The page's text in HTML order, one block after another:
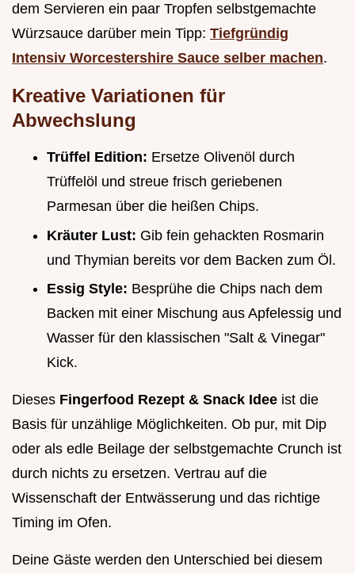
dem Servieren ein paar Tropfen selbstgemachte
Würzsauce darüber mein Tipp: Tiefgründig
Intensiv Worcestershire Sauce selber machen.
Kreative Variationen für
Abwechslung
Trüffel Edition: Ersetze Olivenöl durch
Trüffelöl und streue frisch geriebenen
Parmesan über die heißen Chips.
Kräuter Lust: Gib fein gehackten Rosmarin
und Thymian bereits vor dem Backen zum Öl.
Essig Style: Besprühe die Chips nach dem
Backen mit einer Mischung aus Apfelessig und
Wasser für den klassischen "Salt & Vinegar"
Kick.
Dieses Fingerfood Rezept & Snack Idee ist die
Basis für unzählige Möglichkeiten. Ob pur, mit Dip
oder als edle Beilage der selbstgemachte Crunch ist
durch nichts zu ersetzen. Vertrau auf die
Wissenschaft der Entwässerung und das richtige
Timing im Ofen.
Deine Gäste werden den Unterschied bei diesem